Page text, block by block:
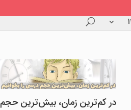
در کم‌ترین زمان، بیش‌ترین حجم